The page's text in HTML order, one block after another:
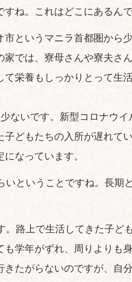
ね。これはどこにあるん
というマニラ首都圏から
家では、寮母さんや寮夫さ
て栄養もしっかりとって生
ないです。新型コロナウ
子どもたちの入所が遅れて
なっています。
いということですね。長期
。路上で生活してきた子ど
も学年がずれ、周りよりも
きたがらないのですが、自